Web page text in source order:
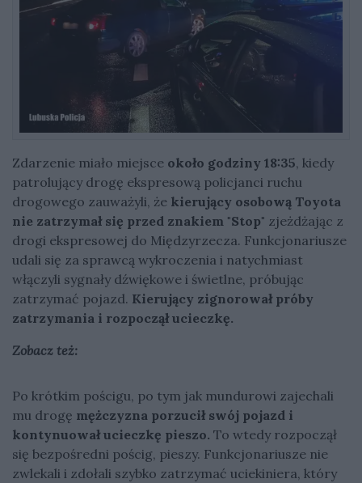
Zdarzenie miało miejsce około godziny 18:35, kiedy
patrolujący drogę ekspresową policjanci ruchu
drogowego zauważyli, że kierujący osobową Toyota
nie zatrzymał się przed znakiem "Stop" zjeżdżając z
drogi ekspresowej do Międzyrzecza. Funkcjonariusze
udali się za sprawcą wykroczenia i natychmiast
włączyli sygnały dźwiękowe i świetlne, próbując
zatrzymać pojazd. Kierujący zignorował próby
zatrzymania i rozpoczął ucieczkę.
Zobacz też:
Po krótkim pościgu, po tym jak mundurowi zajechali
mu drogę mężczyzna porzucił swój pojazd i
kontynuował ucieczkę pieszo. To wtedy rozpoczął
się bezpośredni pościg, pieszy. Funkcjonariusze nie
zwlekali i zdołali szybko zatrzymać uciekiniera, który